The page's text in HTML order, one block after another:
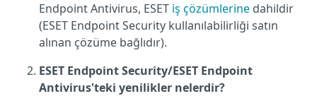
Endpoint Antivirus, ESET iş çözümlerine dahildir
(ESET Endpoint Security kullanılabilirliği satın
alınan çözüme bağlıdır).
ESET Endpoint Security/ESET Endpoint
Antivirus'teki yenilikler nelerdir?